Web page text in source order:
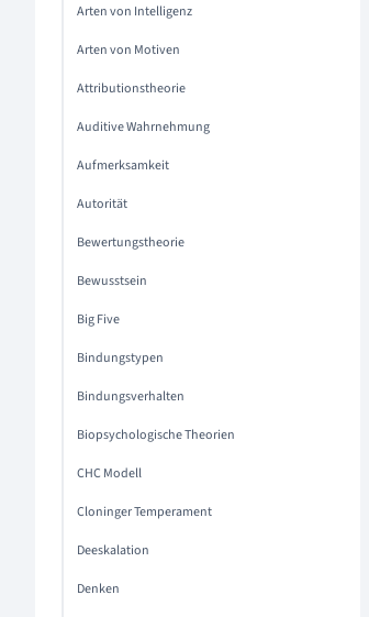
Arten von Intelligenz
Arten von Motiven
Attributionstheorie
Auditive Wahrnehmung
Aufmerksamkeit
Autorität
Bewertungstheorie
Bewusstsein
Big Five
Bindungstypen
Bindungsverhalten
Biopsychologische Theorien
CHC Modell
Cloninger Temperament
Deeskalation
Denken